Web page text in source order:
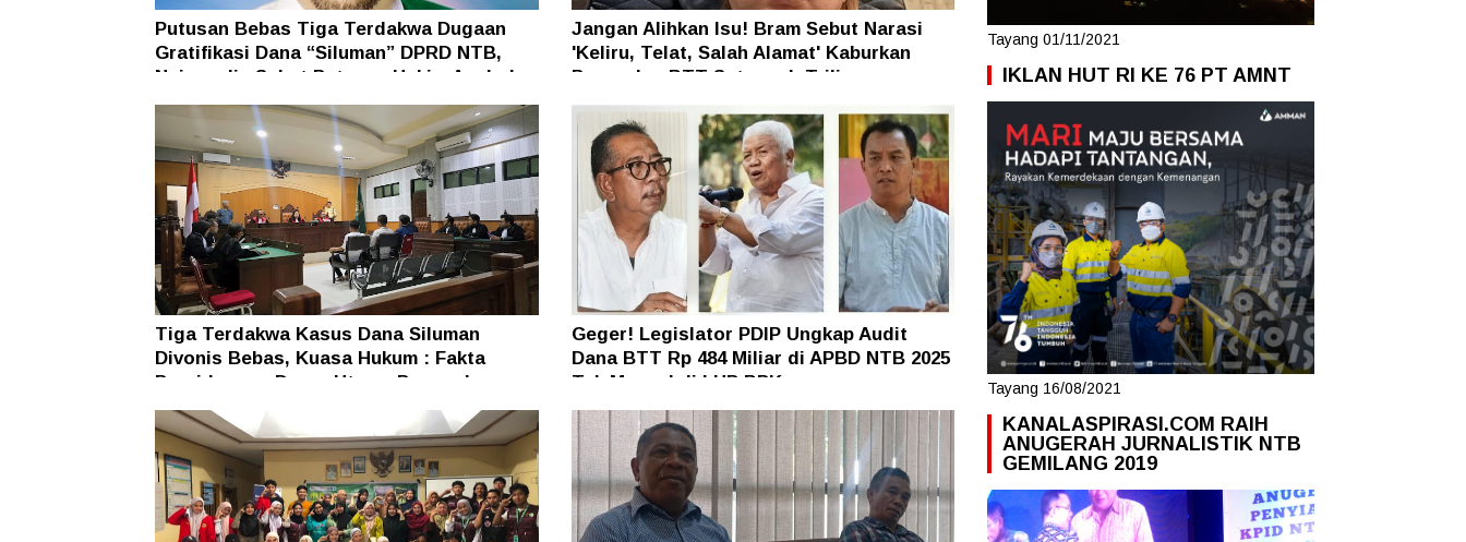
Putusan Bebas Tiga Terdakwa Dugaan
Gratifikasi Dana “Siluman” DPRD NTB,
Najamudin Sebut Putusan Hakim Aneh dan
Ganjil
Jangan Alihkan Isu! Bram Sebut Narasi
'Keliru, Telat, Salah Alamat' Kaburkan
Persoalan BTT Setengah Triliun
Tiga Terdakwa Kasus Dana Siluman
Divonis Bebas, Kuasa Hukum : Fakta
Persidangan Dasar Utama Penegakan
Hukum
Geger! Legislator PDIP Ungkap Audit
Dana BTT Rp 484 Miliar di APBD NTB 2025
Tak Muncul di LHP BPK
Tayang 01/11/2021
IKLAN HUT RI KE 76 PT AMNT
Tayang 16/08/2021
KANALASPIRASI.COM RAIH
ANUGERAH JURNALISTIK NTB
GEMILANG 2019